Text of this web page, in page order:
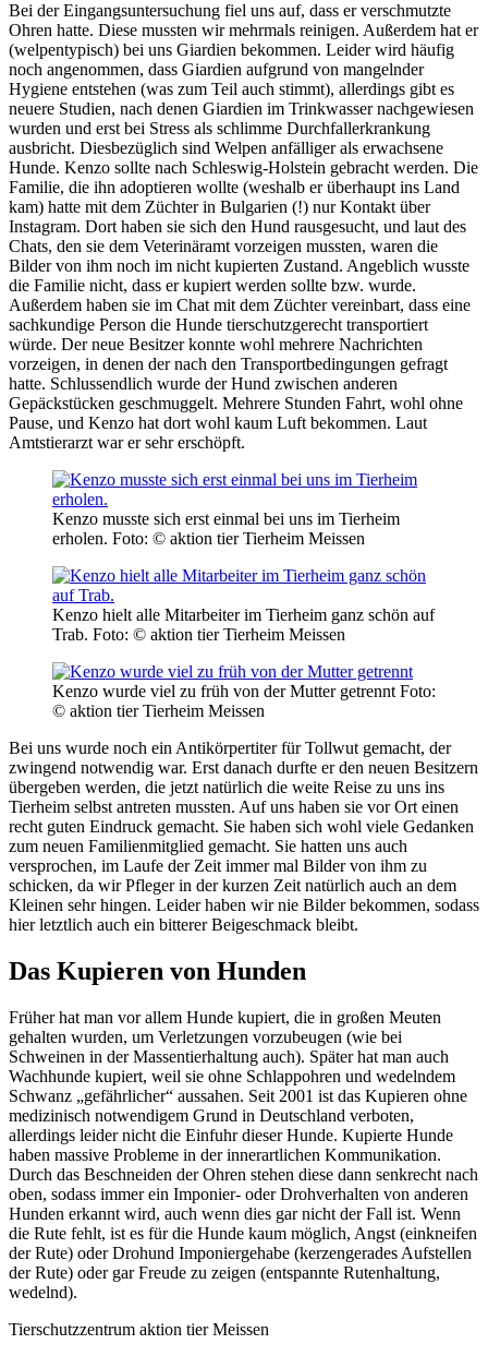
Bei der Eingangsuntersuchung fiel uns auf, dass er verschmutzte
Ohren hatte. Diese mussten wir mehrmals reinigen. Außerdem hat er
(welpentypisch) bei uns Giardien bekommen. Leider wird häufig
noch angenommen, dass Giardien aufgrund von mangelnder
Hygiene entstehen (was zum Teil auch stimmt), allerdings gibt es
neuere Studien, nach denen Giardien im Trinkwasser nachgewiesen
wurden und erst bei Stress als schlimme Durchfallerkrankung
ausbricht. Diesbezüglich sind Welpen anfälliger als erwachsene
Hunde. Kenzo sollte nach Schleswig-Holstein gebracht werden. Die
Familie, die ihn adoptieren wollte (weshalb er überhaupt ins Land
kam) hatte mit dem Züchter in Bulgarien (!) nur Kontakt über
Instagram. Dort haben sie sich den Hund rausgesucht, und laut des
Chats, den sie dem Veterinäramt vorzeigen mussten, waren die
Bilder von ihm noch im nicht kupierten Zustand. Angeblich wusste
die Familie nicht, dass er kupiert werden sollte bzw. wurde.
Außerdem haben sie im Chat mit dem Züchter vereinbart, dass eine
sachkundige Person die Hunde tierschutzgerecht transportiert
würde. Der neue Besitzer konnte wohl mehrere Nachrichten
vorzeigen, in denen der nach den Transportbedingungen gefragt
hatte. Schlussendlich wurde der Hund zwischen anderen
Gepäckstücken geschmuggelt. Mehrere Stunden Fahrt, wohl ohne
Pause, und Kenzo hat dort wohl kaum Luft bekommen. Laut
Amtstierarzt war er sehr erschöpft.
Kenzo musste sich erst einmal bei uns im Tierheim
erholen. Foto: © aktion tier Tierheim Meissen
Kenzo hielt alle Mitarbeiter im Tierheim ganz schön auf
Trab. Foto: © aktion tier Tierheim Meissen
Kenzo wurde viel zu früh von der Mutter getrennt Foto:
© aktion tier Tierheim Meissen
Bei uns wurde noch ein Antikörpertiter für Tollwut gemacht, der
zwingend notwendig war. Erst danach durfte er den neuen Besitzern
übergeben werden, die jetzt natürlich die weite Reise zu uns ins
Tierheim selbst antreten mussten. Auf uns haben sie vor Ort einen
recht guten Eindruck gemacht. Sie haben sich wohl viele Gedanken
zum neuen Familienmitglied gemacht. Sie hatten uns auch
versprochen, im Laufe der Zeit immer mal Bilder von ihm zu
schicken, da wir Pfleger in der kurzen Zeit natürlich auch an dem
Kleinen sehr hingen. Leider haben wir nie Bilder bekommen, sodass
hier letztlich auch ein bitterer Beigeschmack bleibt.
Das Kupieren von Hunden
Früher hat man vor allem Hunde kupiert, die in großen Meuten
gehalten wurden, um Verletzungen vorzubeugen (wie bei
Schweinen in der Massentierhaltung auch). Später hat man auch
Wachhunde kupiert, weil sie ohne Schlappohren und wedelndem
Schwanz „gefährlicher“ aussahen. Seit 2001 ist das Kupieren ohne
medizinisch notwendigem Grund in Deutschland verboten,
allerdings leider nicht die Einfuhr dieser Hunde. Kupierte Hunde
haben massive Probleme in der innerartlichen Kommunikation.
Durch das Beschneiden der Ohren stehen diese dann senkrecht nach
oben, sodass immer ein Imponier- oder Drohverhalten von anderen
Hunden erkannt wird, auch wenn dies gar nicht der Fall ist. Wenn
die Rute fehlt, ist es für die Hunde kaum möglich, Angst (einkneifen
der Rute) oder Drohund Imponiergehabe (kerzengerades Aufstellen
der Rute) oder gar Freude zu zeigen (entspannte Rutenhaltung,
wedelnd).
Tierschutzzentrum aktion tier Meissen